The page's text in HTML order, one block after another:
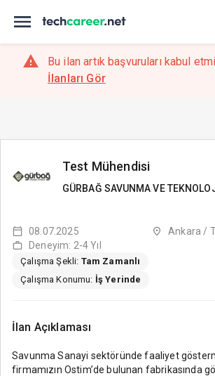
Bu ilan artık başvuruları kabul
İlanları Gör
Test Mühendisi
GÜRBAĞ SAVUNMA VE
08.07.2025
Ankara /
Deneyim: 2-4 Yıl
Çalışma Şekli: Tam Zamanlı
Çalışma Konumu: İş Yerinde
İlan Açıklaması
Savunma Sanayi sektöründe faaliyet
firmamızın Ostim’de bulunan fabrikasında